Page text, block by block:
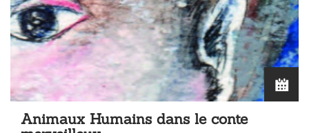
Animaux Humains dans le conte